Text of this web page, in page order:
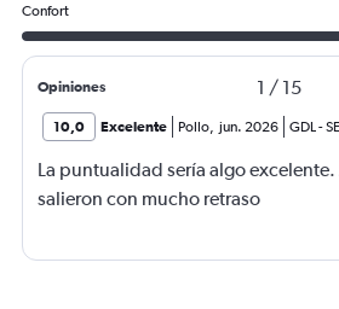
Confort
Opiniones 1 / 15
10,0 Excelente Pollo, jun. 2026 GDL-
La puntualidad sería algo
salieron con mucho retraso